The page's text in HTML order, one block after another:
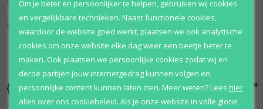
Burberry London Femme staat bekend als bloemig.
Kortingen
tot wel 70%
Al 12 jaar
voordelig
100% originele
parfums
Om je beter en persoonlijker te helpen, gebruiken wij cookies
en vergelijkbare technieken. Naast functionele cookies,
waardoor de website goed werkt, plaatsen we ook analytische
cookies om onze website elke dag weer een beetje beter te
maken. Ook plaatsen we persoonlijke cookies zodat wij en
derde partijen jouw internetgedrag kunnen volgen en
persoonlijke content kunnen laten zien. Meer weten?Lees hier
alles over ons cookiebeleid. Als je onze website in volle glorie